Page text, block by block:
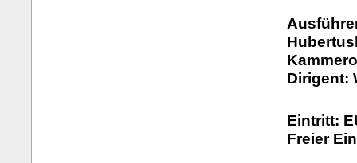
Dirigent:
Eintritt:
Freier